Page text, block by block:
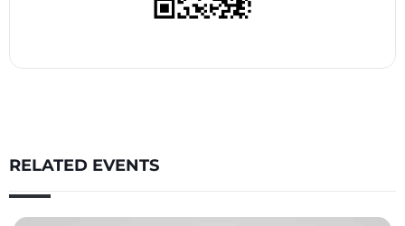
RELATED EVENTS